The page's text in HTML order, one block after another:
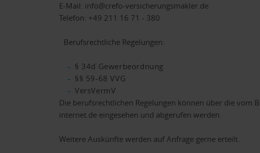
E-Mail: info@crefo-versicherungsmakler.de
Telefon: +49 211 16 71 - 380
Berufsrechtliche Regelungen:
§ 34d Gewerbeordnung
§§ 59-68 VVG
VersVermV
Die berufsrechtlichen Regelungen können über die vom
internet.de eingesehen und abgerufen werden.
Weitere Auskünfte werden auf Anfrage gerne erteilt.